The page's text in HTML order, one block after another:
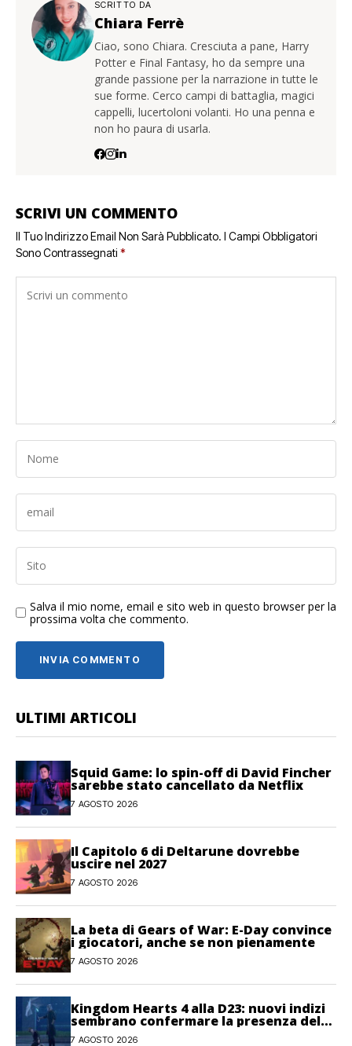
SCRITTO DA
Chiara Ferrè
Ciao, sono Chiara. Cresciuta a pane, Harry
Potter e Final Fantasy, ho da sempre una
grande passione per la narrazione in tutte le
sue forme. Cerco campi di battaglia, magici
cappelli, lucertoloni volanti. Ho una penna e
non ho paura di usarla.
SCRIVI UN COMMENTO
Il Tuo Indirizzo Email Non Sarà Pubblicato. I Campi Obbligatori
Sono Contrassegnati *
Salva il mio nome, email e sito web in questo browser per la
prossima volta che commento.
ULTIMI ARTICOLI
Squid Game: lo spin-off di David Fincher
sarebbe stato cancellato da Netflix
7 AGOSTO 2026
Il Capitolo 6 di Deltarune dovrebbe
uscire nel 2027
7 AGOSTO 2026
La beta di Gears of War: E-Day convince
i giocatori, anche se non pienamente
7 AGOSTO 2026
Kingdom Hearts 4 alla D23: nuovi indizi
sembrano confermare la presenza del
gioco
7 AGOSTO 2026